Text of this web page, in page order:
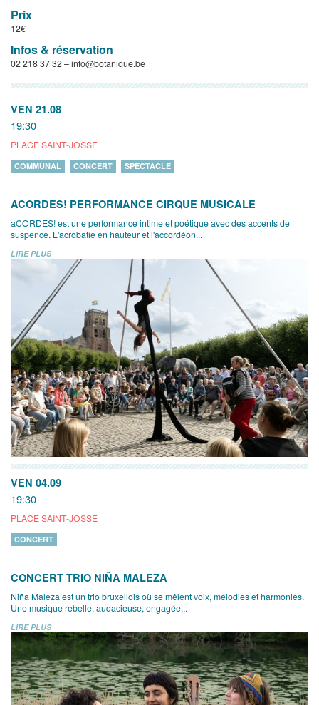
Prix
12€
Infos & réservation
02 218 37 32 –info@botanique.be
VEN 21.08
19:30
PLACE SAINT-JOSSE
COMMUNAL CONCERT SPECTACLE
ACORDES! PERFORMANCE CIRQUE MUSICALE
aCORDES! est une performance intime et poétique avec des accents de
suspence. L'acrobatie en hauteur et l'accordéon...
LIRE PLUS
VEN 04.09
19:30
PLACE SAINT-JOSSE
CONCERT
CONCERT TRIO NIÑA MALEZA
Niña Maleza est un trio bruxellois où se mêlent voix, mélodies et harmonies.
Une musique rebelle, audacieuse, engagée...
LIRE PLUS